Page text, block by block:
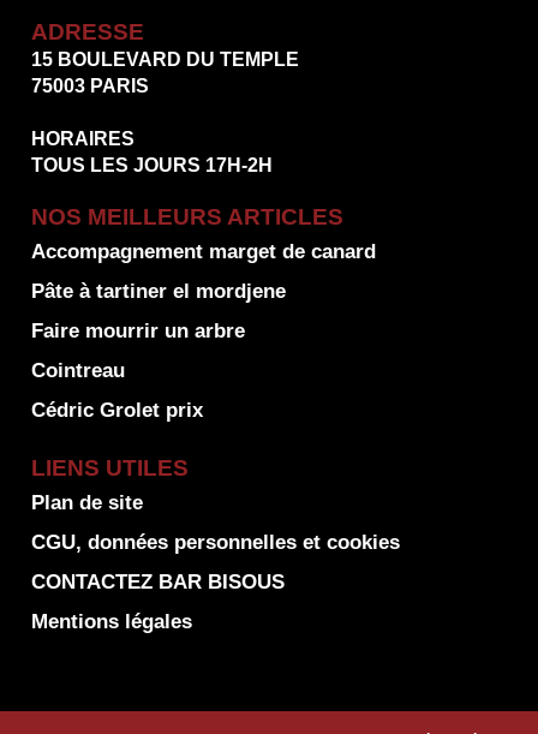
ADRESSE
15 BOULEVARD DU TEMPLE
75003 PARIS
HORAIRES
TOUS LES JOURS 17H-2H
NOS MEILLEURS ARTICLES
Accompagnement marget de canard
Pâte à tartiner el mordjene
Faire mourrir un arbre
Cointreau
Cédric Grolet prix
LIENS UTILES
Plan de site
CGU, données personnelles et cookies
CONTACTEZ BAR BISOUS
Mentions légales